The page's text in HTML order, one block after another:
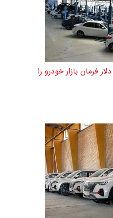
خودرو امروز 25 تیر 1405 / دلار فرمان بازار خودرو را